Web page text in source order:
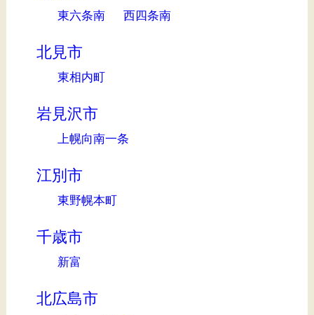
東六条南 西四条南
北見市
東相内町
岩見沢市
上幌向南一条
江別市
東野幌本町
千歳市
新富
北広島市